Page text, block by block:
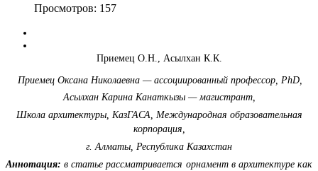
Просмотров: 157
Приемец О.Н., Асылхан К.К.
Приемец Оксана Николаевна — ассоциированный профессор, PhD,
Асылхан Карина Канаткызы — магистрант,
Школа архитектуры, КазГАСА, Международная образовательная
корпорация,
г. Алматы, Республика Казахстан
Аннотация: в статье рассматривается орнамент в архитектуре как